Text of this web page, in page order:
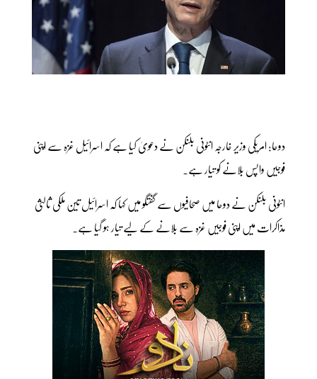
دوحا: امریکی وزیر خارجہ انٹونی بلنکن نے دعویٰ کیا ہے کہ اسرائیل غزہ سے اپنی
فوجیں واپس بلانے کو تیار ہے۔
انٹونی بلنکن نے دوحا میں صحافیوں سے گفتگو میں کہا کہ اسرائیل تین ملکی ثالثی
مذاکرات میں اپنی فوجیں غزہ سے بلانے کے لیے تیار ہو گیا ہے۔